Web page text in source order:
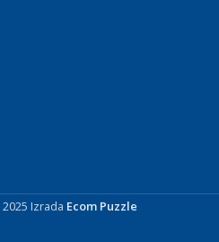
2025 Izrada Ecom Puzzle